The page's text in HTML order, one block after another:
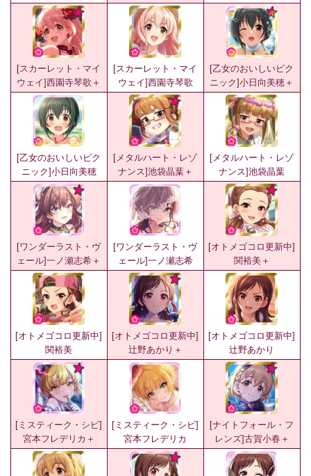
[スカーレット・マイ
ウェイ]西園寺琴歌＋
[スカーレット・マイ
ウェイ]西園寺琴歌
[乙女のおいしいピク
ニック]小日向美穂＋
[乙女のおいしいピク
ニック]小日向美穂
[メタルハート・レゾ
ナンス]池袋晶葉＋
[メタルハート・レゾ
ナンス]池袋晶葉
[ワンダーラスト・ヴ
ェール]一ノ瀬志希＋
[ワンダーラスト・ヴ
ェール]一ノ瀬志希
[オトメゴコロ更新中]
関裕美＋
[オトメゴコロ更新中]
関裕美
[オトメゴコロ更新中]
辻野あかり＋
[オトメゴコロ更新中]
辻野あかり
[ミスティーク・シピ]
宮本フレデリカ＋
[ミスティーク・シピ]
宮本フレデリカ
[ナイトフォール・フ
レンズ]古賀小春＋